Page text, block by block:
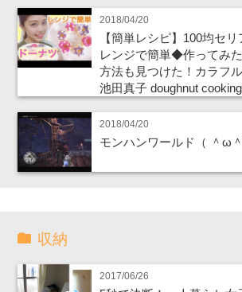
2018/04/20
【簡単レシピ】100均セ
レンジで簡単◆作ってみ
方法も見つけた！カラフ
池田真子 doughnut cooking
2018/04/20
モンハンワールド（ ＾ω
収納
2017/06/26